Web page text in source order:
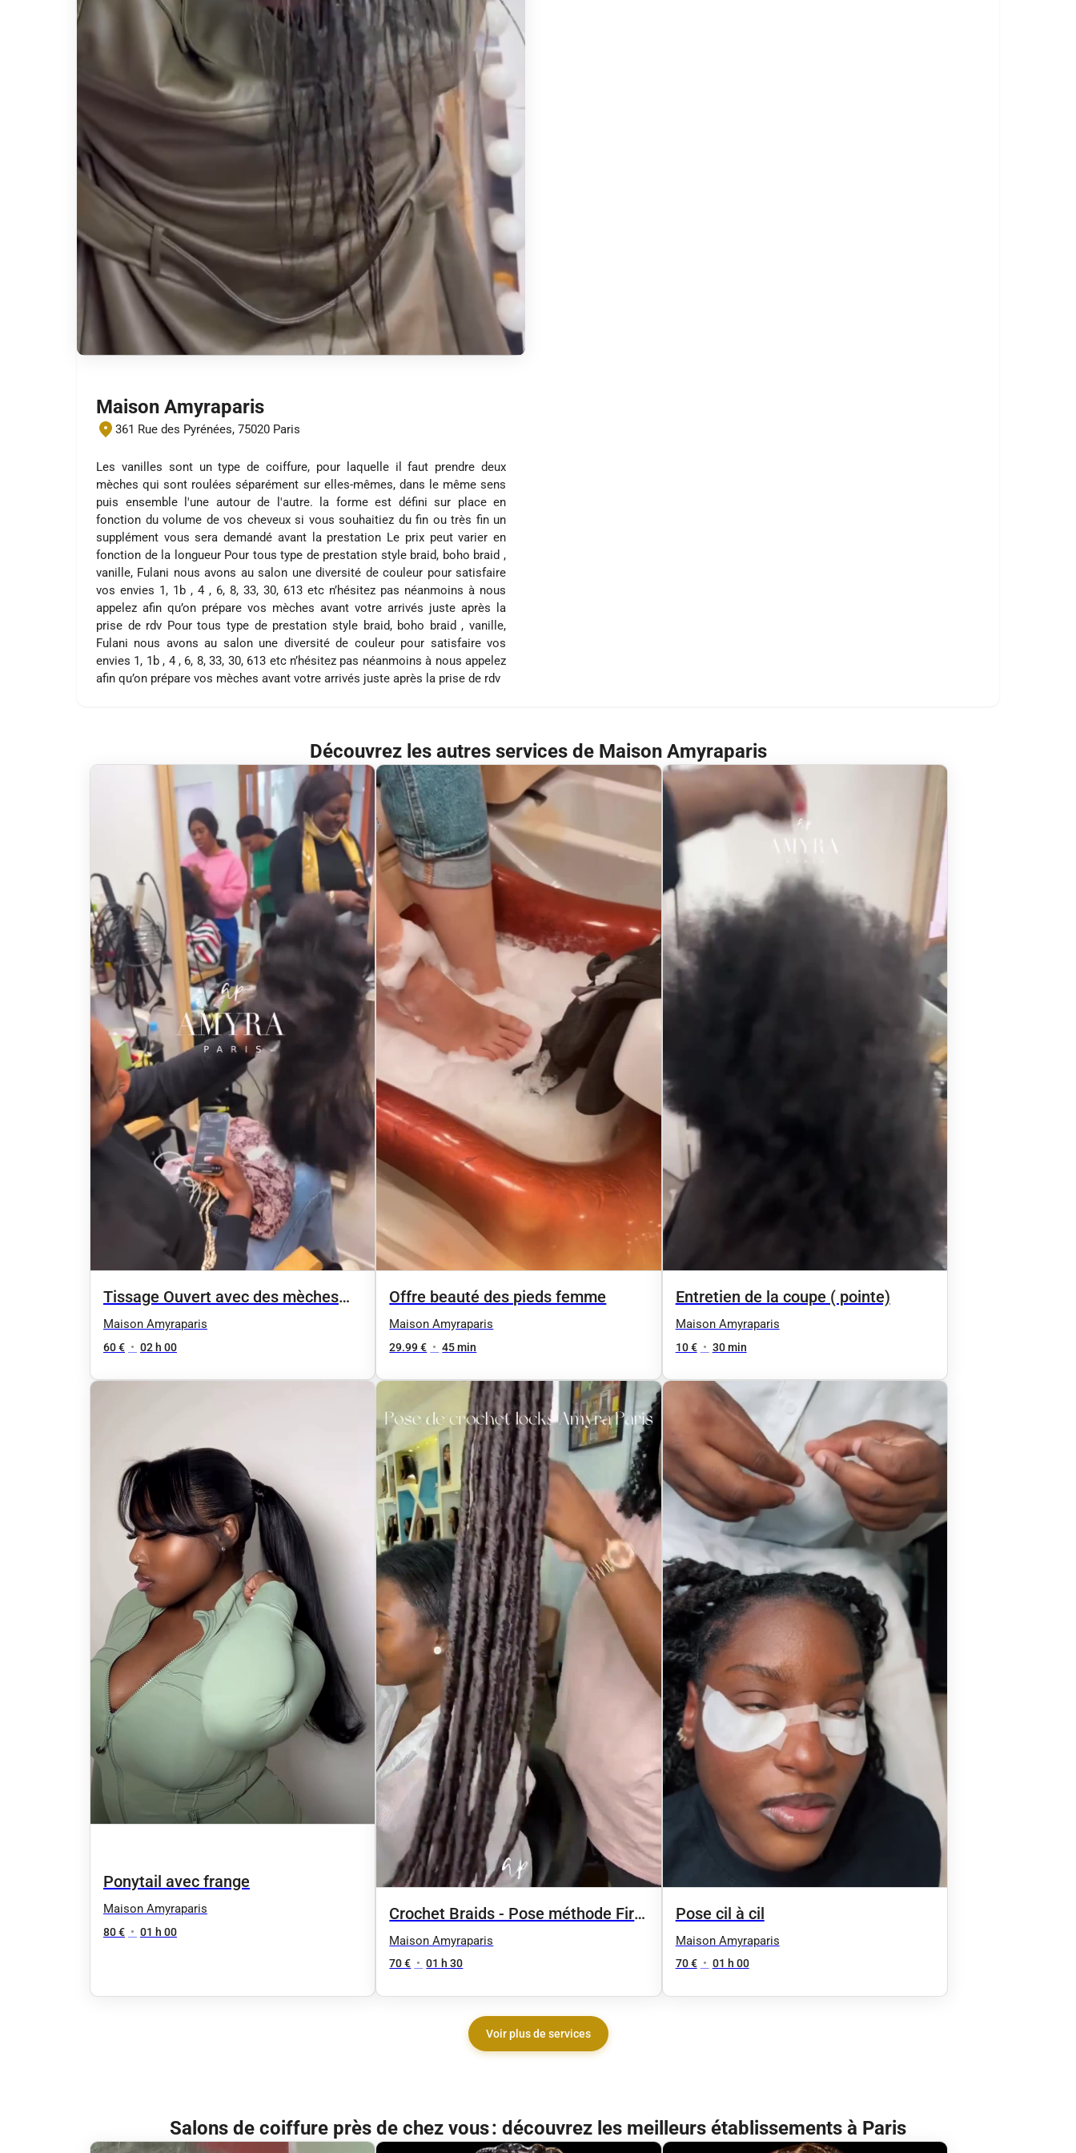
Maison Amyraparis
361 Rue des Pyrénées, 75020 Paris
Les vanilles sont un type de coiffure, pour laquelle il faut prendre deux
mèches qui sont roulées séparément sur elles-mêmes, dans le même sens
puis ensemble l'une autour de l'autre. la forme est défini sur place en
fonction du volume de vos cheveux si vous souhaitiez du fin ou très fin un
supplément vous sera demandé avant la prestation Le prix peut varier en
fonction de la longueur Pour tous type de prestation style braid, boho braid ,
vanille, Fulani nous avons au salon une diversité de couleur pour satisfaire
vos envies 1, 1b , 4 , 6, 8, 33, 30, 613 etc n’hésitez pas néanmoins à nous
appelez afin qu’on prépare vos mèches avant votre arrivés juste après la
prise de rdv Pour tous type de prestation style braid, boho braid , vanille,
Fulani nous avons au salon une diversité de couleur pour satisfaire vos
envies 1, 1b , 4 , 6, 8, 33, 30, 613 etc n’hésitez pas néanmoins à nous appelez
afin qu’on prépare vos mèches avant votre arrivés juste après la prise de rdv
Découvrez les autres services de Maison Amyraparis
Tissage Ouvert avec des mèches
neuves
Maison Amyraparis
60 € • 02 h 00
Offre beauté des pieds femme
Maison Amyraparis
29.99 € • 45 min
Entretien de la coupe ( pointe)
Maison Amyraparis
10 € • 30 min
Ponytail avec frange
Maison Amyraparis
80 € • 01 h 00
Crochet Braids - Pose méthode First
Line
Maison Amyraparis
70 € • 01 h 30
Pose cil à cil
Maison Amyraparis
70 € • 01 h 00
Voir plus de services
Salons de coiffure près de chez vous : découvrez les meilleurs établissements à Paris